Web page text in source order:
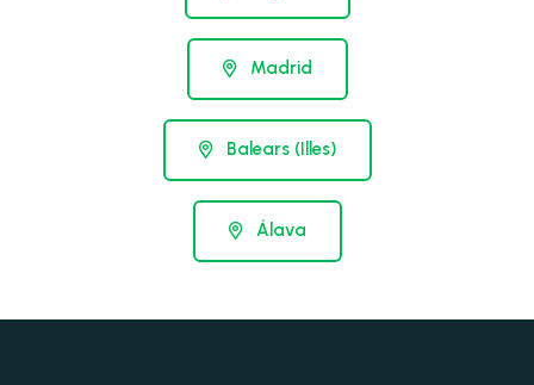
Madrid
Balears (Illes)
Álava